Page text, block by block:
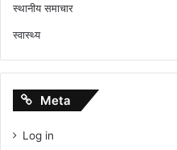
स्थानीय समाचार
स्वास्थ्य
Meta
Log in